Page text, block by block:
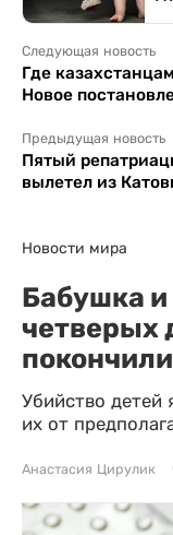
Следующая новость
Где
Новое
Предыдущая новость
Пятый
вылетел из
Новости мира
Бабушка и
четверых
Убийство
их от
Анастасия Цирулик